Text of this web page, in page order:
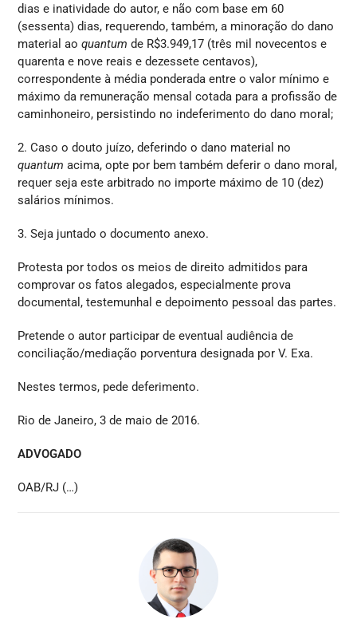
dias e inatividade do autor, e não com base em 60
(sessenta) dias, requerendo, também, a minoração do dano
material aoquantum de R$3.949,17 (três mil novecentos e
quarenta e nove reais e dezessete centavos),
correspondente à média ponderada entre o valor mínimo e
máximo da remuneração mensal cotada para a profissão de
caminhoneiro, persistindo no indeferimento do dano moral;
2. Caso o douto juízo, deferindo o dano material no
quantum acima, opte por bem também deferir o dano moral,
requer seja este arbitrado no importe máximo de 10 (dez)
salários mínimos.
3. Seja juntado o documento anexo.
Protesta por todos os meios de direito admitidos para
comprovar os fatos alegados, especialmente prova
documental, testemunhal e depoimento pessoal das partes.
Pretende o autor participar de eventual audiência de
conciliação/mediação porventura designada por V. Exa.
Nestes termos, pede deferimento.
Rio de Janeiro, 3 de maio de 2016.
ADVOGADO
OAB/RJ (…)